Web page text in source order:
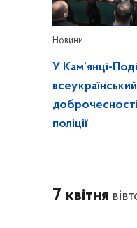
Новини
У Кам’янці-
доброчесності
поліції
7 квітня